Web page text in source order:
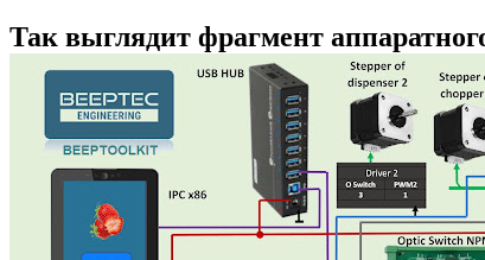
Так выглядит фрагмент